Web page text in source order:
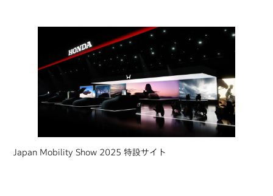
Japan Mobility Show 2025 特設サイト